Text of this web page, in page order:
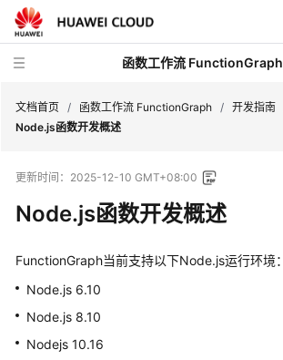
函数工作流 FunctionGraph
新
态
产
品
绍
文档首页 / 函数工作流 FunctionGraph / 开发指南
Node.js函数开发概述
更新时间： 2025-12-10 GMT+08:00
Node.js函数开发概述
FunctionGraph当前支持以下Node.js运行环境：
Node.js 6.10
Node.js 8.10
Nodejs 10.16